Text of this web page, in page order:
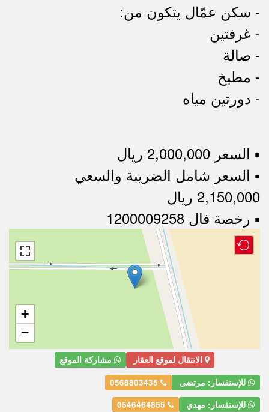
- سكن عمّال يتكون من:
- غرفتين
- صالة
- مطبخ
- دورتين مياه
▪︎ السعر 2,000,000 ريال
▪︎ السعر شامل الضريبة والسعي
2,150,000 ريال
▪︎ رخصة فال 1200009258
+
−
الانتقال لموقع العقار
مشاركة الموقع
للإستفسار: مرتضى
للإستفسار: مهدي